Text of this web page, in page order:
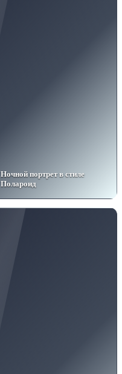
Ночной портрет в стиле
Полароид